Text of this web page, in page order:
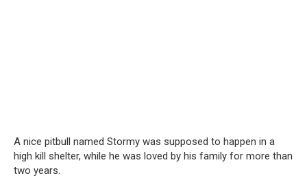
A nice pitbull named Stormy was supposed to happen in a
high kill shelter, while he was loved by his family for more than
two years.